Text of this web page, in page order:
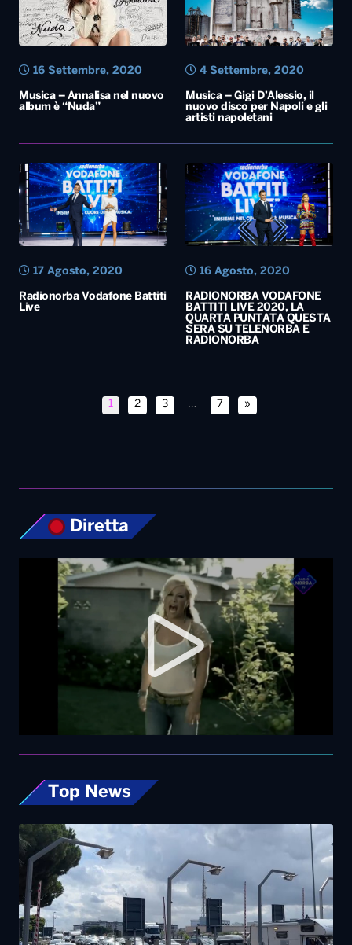
Musica – Annalisa nel nuovo
album è “Nuda”
16 Settembre, 2020
Musica – Gigi D’Alessio, il
nuovo disco per Napoli e gli
artisti napoletani
4 Settembre, 2020
Radionorba Vodafone Battiti
Live
17 Agosto, 2020
RADIONORBA VODAFONE
BATTITI LIVE 2020, LA
QUARTA PUNTATA QUESTA
SERA SU TELENORBA E
RADIONORBA
16 Agosto, 2020
1 2 3 … 7 »
Diretta
Top News